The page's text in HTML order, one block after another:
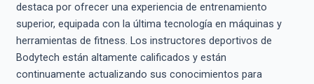
destaca por ofrecer una experiencia de entrenamiento
superior, equipada con la última tecnología en máquinas y
herramientas de fitness. Los instructores deportivos de
Bodytech están altamente calificados y están
continuamente actualizando sus conocimientos para